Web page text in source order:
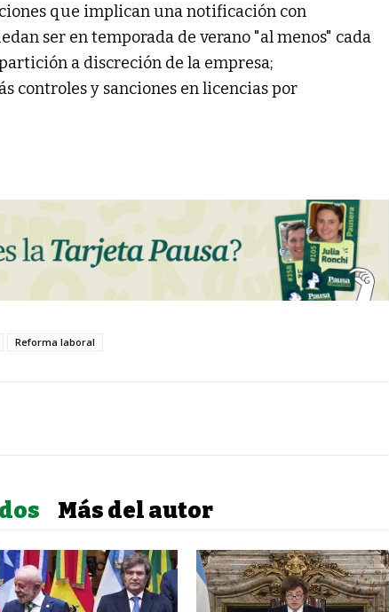
que implican una notificación con
ser en temporada de verano "al menos" cada
a discreción de la empresa;
controles y sanciones en licencias por
Reforma laboral
Más del autor